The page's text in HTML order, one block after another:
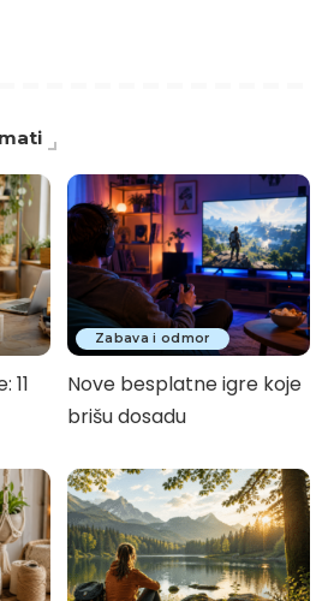
11
Zabava i odmor
Nove besplatne igre koje
brišu dosadu